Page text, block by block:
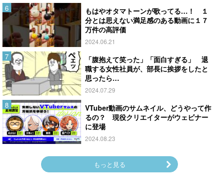
もはやオタマトーンが歌ってる…！ １
分とは思えない満足感のある動画に１７
万件の高評価
2024.06.21
「腹抱えて笑った」「面白すぎる」 退
職する女性社員が、部長に挨拶をしたと
思ったら…
2024.07.29
VTuber動画のサムネイル、どうやって作
るの？ 現役クリエイターがウェビナー
に登場
2024.08.23
もっと見る